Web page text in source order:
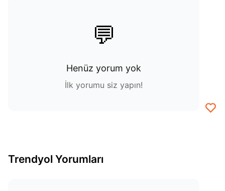
💬
Henüz yorum yok
İlk yorumu siz yapın!
Trendyol Yorumları